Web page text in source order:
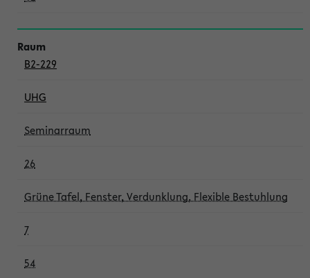
B2-229
UHG
Seminarraum
26
Grüne Tafel, Fenster, Verdunklung, Flexible Bestuhlung
7
54